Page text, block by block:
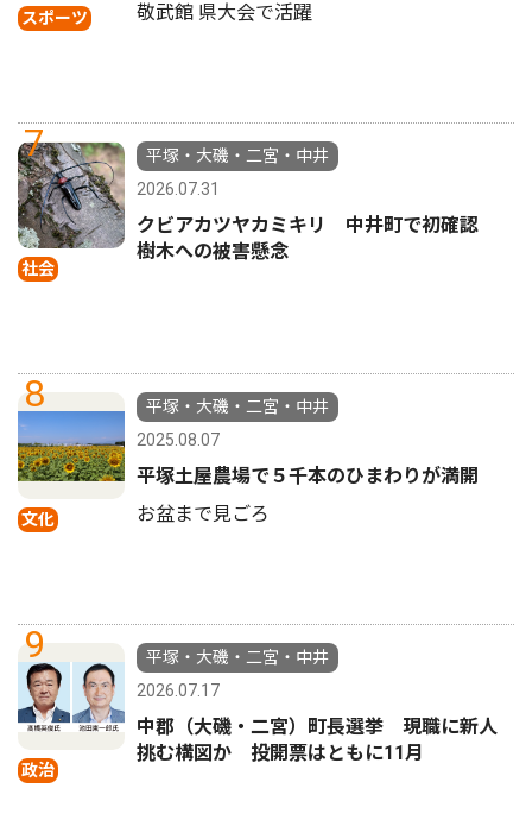
スポーツ
敬武館 県大会で活躍
7
社会
平塚・大磯・二宮・中井
2026.07.31
クビアカツヤカミキリ 中井町で初確認
樹木への被害懸念
8
文化
平塚・大磯・二宮・中井
2025.08.07
平塚土屋農場で５千本のひまわりが満開
お盆まで見ごろ
9
政治
平塚・大磯・二宮・中井
2026.07.17
中郡（大磯・二宮）町長選挙 現職に新人
挑む構図か 投開票はともに11月